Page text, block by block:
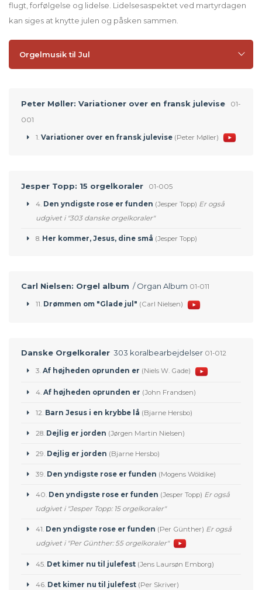
flugt, forfølgelse og lidelse. Lidelsesaspektet ved martyrdagen
kan siges at knytte julen og påsken sammen.
Orgelmusik til Jul
Peter Møller: Variationer over en fransk julevise
01-
001
1. Variationer over en fransk julevise(Peter Møller)
Jesper Topp: 15 orgelkoraler 01-005
4. Den yndigste rose er funden (Jesper Topp) Er også
udgivet i "303 danske orgelkoraler"
8. Her kommer, Jesus, dine små (Jesper Topp)
Carl Nielsen: Orgel album / Organ Album 01-011
11. Drømmen om "Glade jul" (Carl Nielsen)
Danske Orgelkoraler303 koralbearbejdelser 01-012
3. Af højheden oprunden er (Niels W. Gade)
4. Af højheden oprunden er (John Frandsen)
12. Barn Jesus i en krybbe lå (Bjarne Hersbo)
28. Dejlig er jorden (Jørgen Martin Nielsen)
29. Dejlig er jorden (Bjarne Hersbo)
39. Den yndigste rose er funden (Mogens Wöldike)
40. Den yndigste rose er funden (Jesper Topp) Er også
udgivet i "Jesper Topp: 15 orgelkoraler"
41. Den yndigste rose er funden (Per Günther) Er også
udgivet i "Per Günther: 55 orgelkoraler"
45. Det kimer nu til julefest(Jens Laursøn Emborg)
46. Det kimer nu til julefest(Per Skriver)